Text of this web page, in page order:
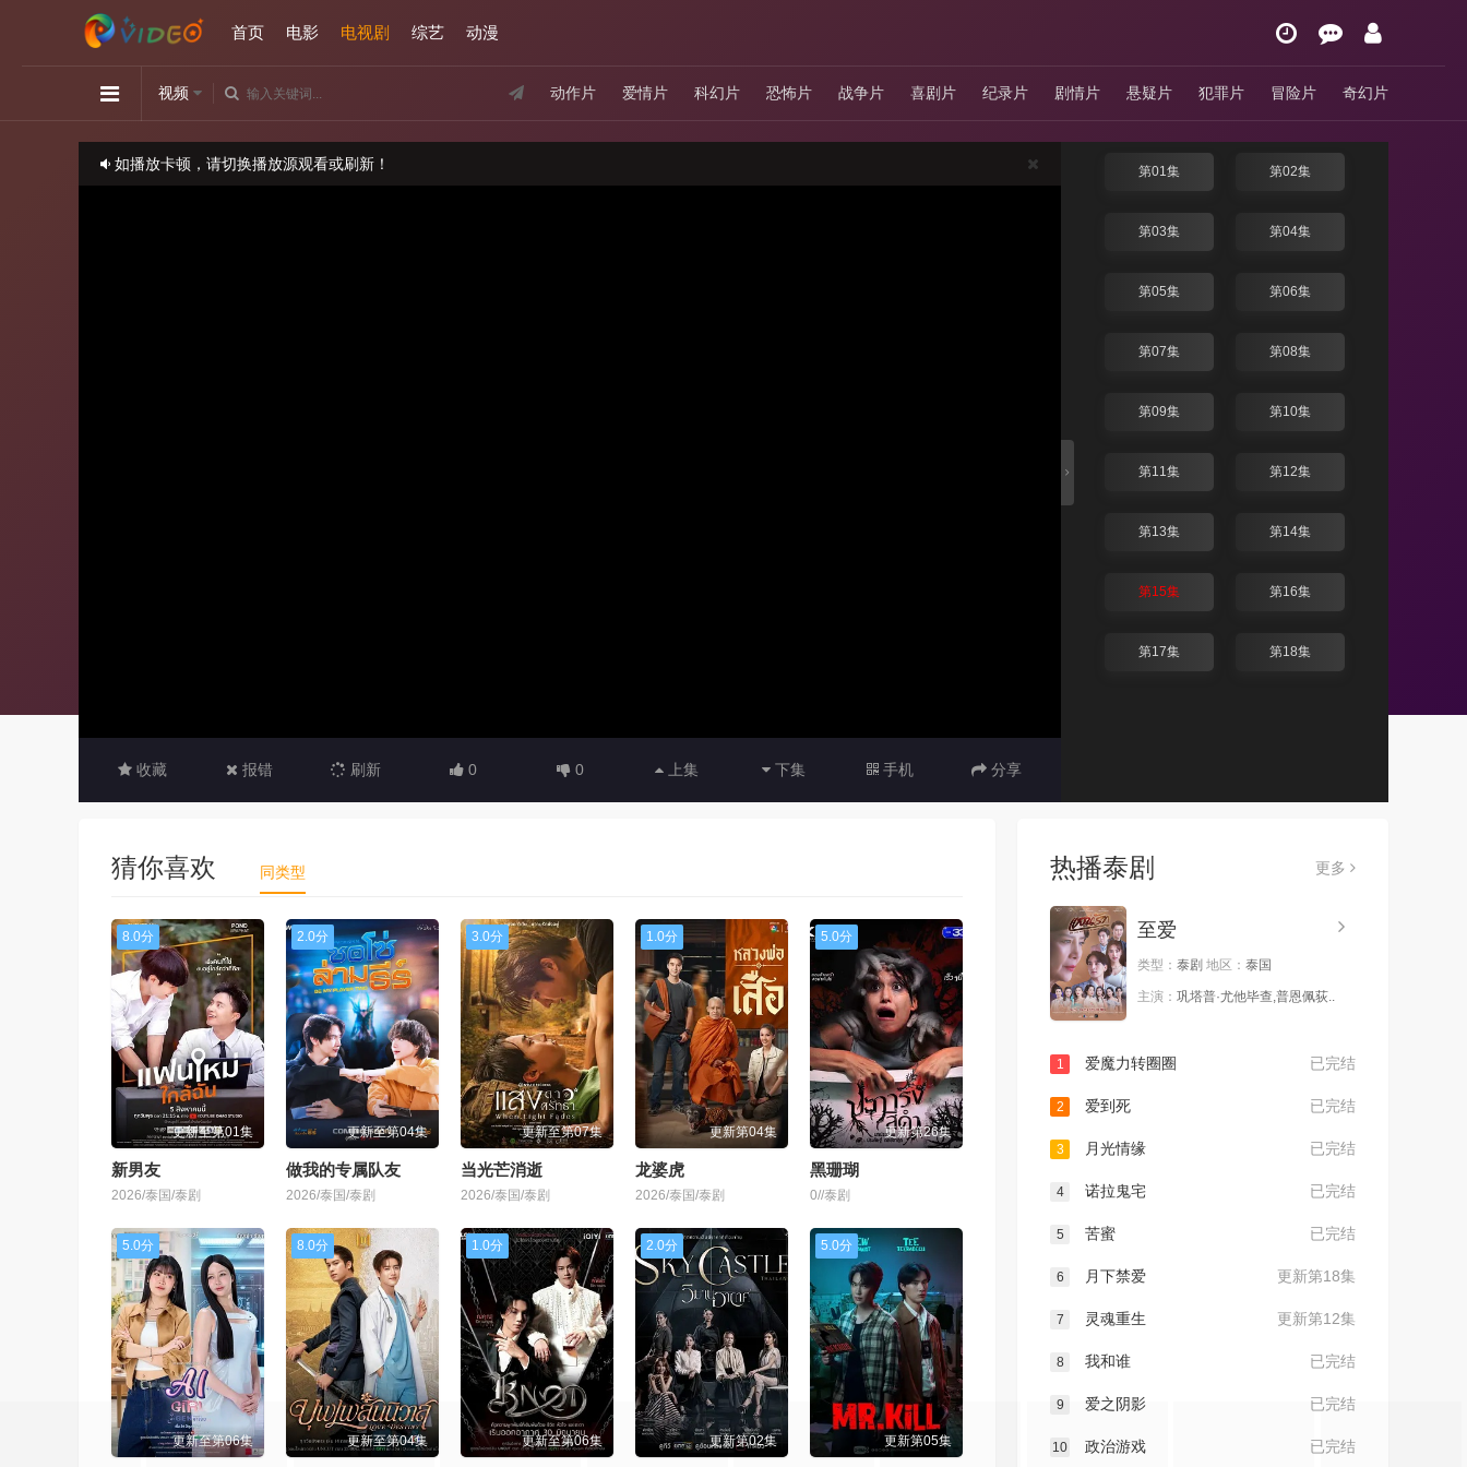
首页 电影 电视剧 综艺 动漫
动作片 爱情片 科幻片 恐怖片 战争片 喜剧片 纪录片 剧情片 悬疑片 犯罪片 冒险片 奇幻片
视频
如播放卡顿，请切换播放源观看或刷新！
收藏 报错 刷新 0 0 上集 下集 手机 分享
月下禁爱
换线路
4.0分/ 泰剧 / 泰国 / 2024
第01集 第02集
第03集 第04集
第05集 第06集
第07集 第08集
第09集 第10集
第11集 第12集
第13集 第14集
第15集 第16集
第17集 第18集
猜你喜欢 同类型
8.0分
更新至第01集
新男友
2026/泰国/泰剧
2.0分
更新至第04集
做我的专属队友
2026/泰国/泰剧
3.0分
更新至第07集
当光芒消逝
2026/泰国/泰剧
1.0分
更新第04集
龙婆虎
2026/泰国/泰剧
5.0分
更新第26集
黑珊瑚
0//泰剧
5.0分
更新至第06集
8.0分
更新至第04集
1.0分
更新至第06集
2.0分
更新第02集
5.0分
更新第05集
热播泰剧 更多
至爱
类型： 泰剧 地区： 泰国
主演： 巩塔普·尤他毕查,普恩佩荻..
已完结
1 爱魔力转圈圈
已完结
2 爱到死
已完结
3 月光情缘
已完结
4 诺拉鬼宅
已完结
5 苦蜜
更新第18集
6 月下禁爱
更新第12集
7 灵魂重生
已完结
8 我和谁
已完结
9 爱之阴影
已完结
10 政治游戏